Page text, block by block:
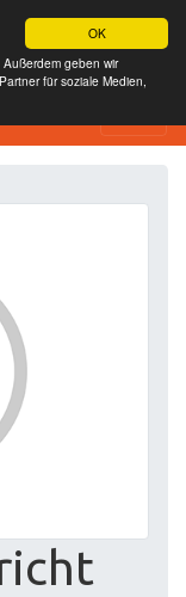
OK
geben wir
für soziale Medien,